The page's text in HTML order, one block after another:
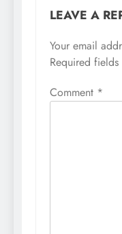
LEAVE A
Your email
Required
Comment *